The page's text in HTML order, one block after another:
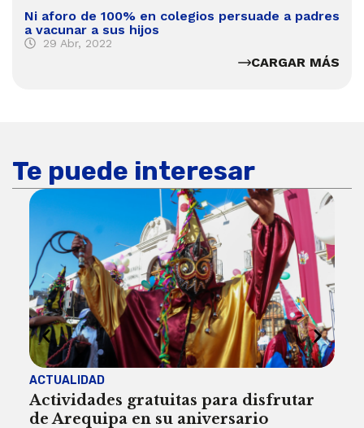
Ni aforo de 100% en colegios persuade a padres
a vacunar a sus hijos
29 Abr, 2022
CARGAR MÁS
Te puede interesar
ACTUALIDAD
Actividades gratuitas para disfrutar
de Arequipa en su aniversario